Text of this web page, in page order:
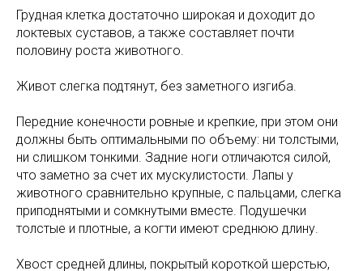
Грудная клетка достаточно широкая и доходит до
локтевых суставов, а также составляет почти
половину роста животного.
Живот слегка подтянут, без заметного изгиба.
Передние конечности ровные и крепкие, при этом они
должны быть оптимальными по объему: ни толстыми,
ни слишком тонкими. Задние ноги отличаются силой,
что заметно за счет их мускулистости. Лапы у
животного сравнительно крупные, с пальцами, слегка
приподнятыми и сомкнутыми вместе. Подушечки
толстые и плотные, а когти имеют среднюю длину.
Хвост средней длины, покрытый короткой шерстью,